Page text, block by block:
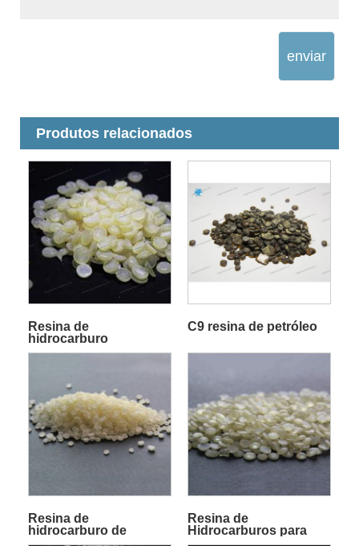
enviar
Produtos relacionados
Resina de
hidrocarburo
C9 resina de petróleo
Resina de
hidrocarburo de
petróleo
Resina de
Hidrocarburos para
Señalización Viaria